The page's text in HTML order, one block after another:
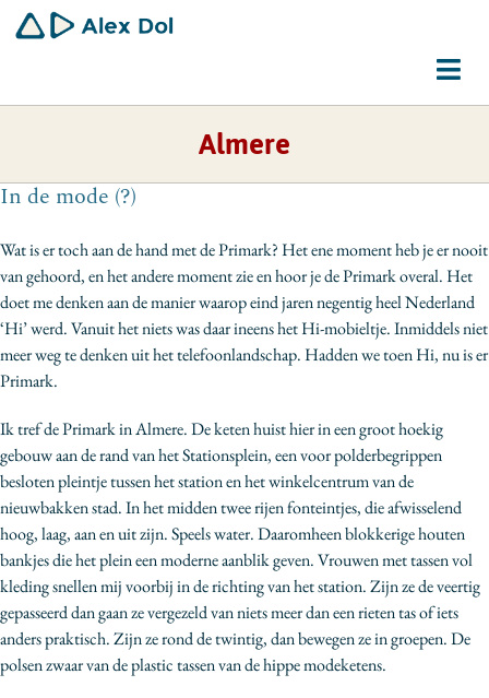
naar
Dirigent
Gemeenschapswerker
Bio
Contact
Almere
In de mode (?)
Wat is er toch aan de hand met de Primark? Het ene moment heb je er nooit
van gehoord, en het andere moment zie en hoor je de Primark overal. Het
doet me denken aan de manier waarop eind jaren negentig heel Nederland
‘Hi’ werd. Vanuit het niets was daar ineens het Hi-mobieltje. Inmiddels niet
meer weg te denken uit het telefoonlandschap. Hadden we toen Hi, nu is er
Primark.
Ik tref de Primark in Almere. De keten huist hier in een groot hoekig
gebouw aan de rand van het Stationsplein, een voor polderbegrippen
besloten pleintje tussen het station en het winkelcentrum van de
nieuwbakken stad. In het midden twee rijen fonteintjes, die afwisselend
hoog, laag, aan en uit zijn. Speels water. Daaromheen blokkerige houten
bankjes die het plein een moderne aanblik geven. Vrouwen met tassen vol
kleding snellen mij voorbij in de richting van het station. Zijn ze de veertig
gepasseerd dan gaan ze vergezeld van niets meer dan een rieten tas of iets
anders praktisch. Zijn ze rond de twintig, dan bewegen ze in groepen. De
polsen zwaar van de plastic tassen van de hippe modeketens.